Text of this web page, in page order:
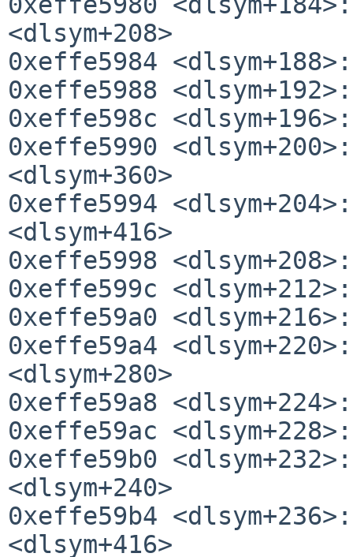
<dlsym+208>
0xeffe5984
0xeffe5988
0xeffe598c
0xeffe5990
<dlsym+360>
0xeffe5994
<dlsym+416>
0xeffe5998
0xeffe599c
0xeffe59a0
0xeffe59a4
<dlsym+280>
0xeffe59a8
0xeffe59ac
0xeffe59b0
<dlsym+240>
0xeffe59b4
<dlsym+416>